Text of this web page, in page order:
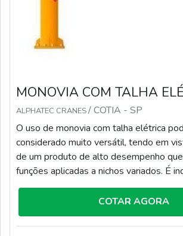
MONOVIA COM TALHA
ALPHATEC CRANES/ COTIA - SP
O uso de monovia com talha elétrica
considerado muito versátil, tendo em
de um produto de alto desempenho
funções aplicadas a nichos variados. É
a estrutura tenha um alto padrão de
permitindo, assim, que ocorra a
elétrica, transportando itens de médio
modo muito mais ágil. A
COTAR AGORA